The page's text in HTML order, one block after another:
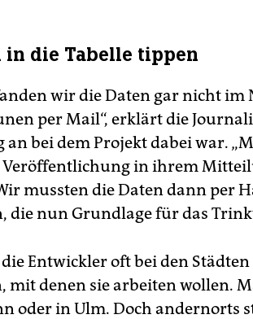
in die Tabelle tippen
wir die Daten gar nicht
per Mail“, erklärt die
an bei dem Projekt dabei war.
Veröffentlichung in ihrem
mussten die Daten dann per
die nun Grundlage für das
die Entwickler oft bei den
mit denen sie arbeiten wollen.
oder in Ulm. Doch andernorts